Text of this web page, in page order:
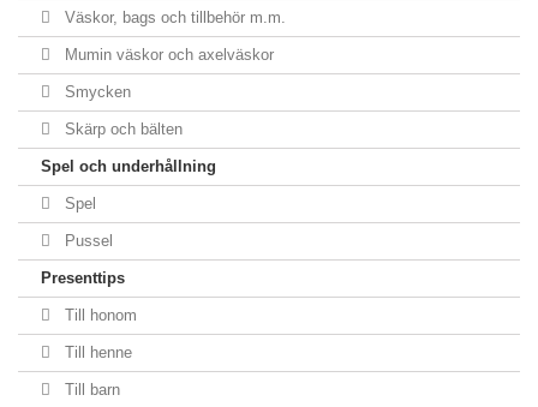
Väskor, bags och tillbehör m.m.
Mumin väskor och axelväskor
Smycken
Skärp och bälten
Spel och underhållning
Spel
Pussel
Presenttips
Till honom
Till henne
Till barn